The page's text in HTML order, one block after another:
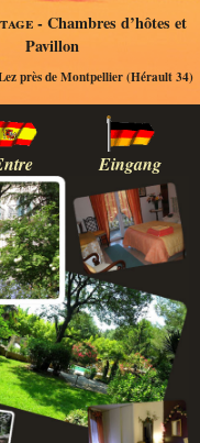
- Chambres d’hôtes et
Pavillon
près de Montpellier (Hérault 34)
Eingang